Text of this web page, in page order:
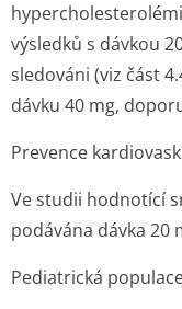
výsledků s dávkou
sledováni (viz část
dávku 40 mg,
Prevence
Ve studii hodnotící
podávána dávka 20
Pediatrická